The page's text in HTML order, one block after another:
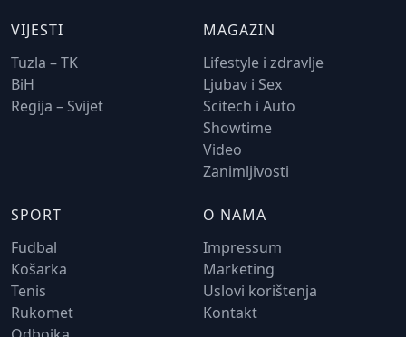
VIJESTI
Tuzla – TK
BiH
Regija – Svijet
MAGAZIN
Lifestyle i zdravlje
Ljubav i Sex
Scitech i Auto
Showtime
Video
Zanimljivosti
SPORT
Fudbal
Košarka
Tenis
Rukomet
O NAMA
Impressum
Marketing
Uslovi korištenja
Kontakt